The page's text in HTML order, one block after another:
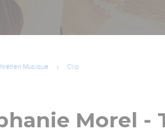
Musique Clip
Morel -